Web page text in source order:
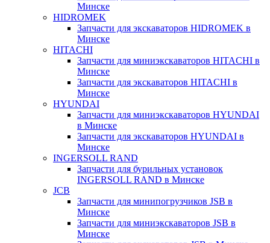
Минске
HIDROMEK
Запчасти для экскаваторов HIDROMEK в
Минске
HITACHI
Запчасти для миниэкскаваторов HITACHI в
Минске
Запчасти для экскаваторов HITACHI в
Минске
HYUNDAI
Запчасти для миниэкскаваторов HYUNDAI
в Минске
Запчасти для экскаваторов HYUNDAI в
Минске
INGERSOLL RAND
Запчасти для бурильных установок
INGERSOLL RAND в Минске
JCB
Запчасти для минипогрузчиков JSB в
Минске
Запчасти для миниэкскаваторов JSB в
Минске